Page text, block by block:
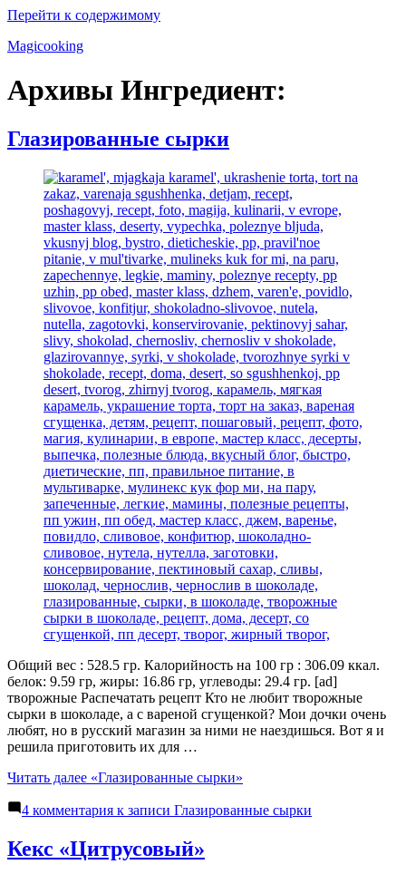
Перейти к содержимому
Magicooking
Архивы Ингредиент:
Глазированные сырки
Общий вес : 528.5 гр. Калорийность на 100 гр : 306.09 ккал.
белок: 9.59 гр, жиры: 16.86 гр, углеводы: 29.4 гр. [ad]
творожные Распечатать рецепт Кто не любит творожные
сырки в шоколаде, а с вареной сгущенкой? Мои дочки очень
любят, но в русский магазин за ними не наездишься. Вот я и
решила приготовить их для …
Читать далее «Глазированные сырки»
4 комментария к записи Глазированные сырки
Кекс «Цитрусовый»